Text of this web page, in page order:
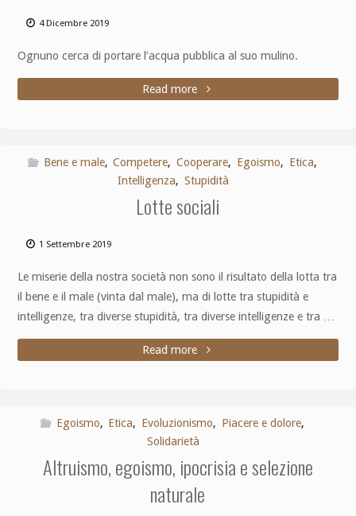
4 Dicembre 2019
Ognuno cerca di portare l’acqua pubblica al suo mulino.
Read more
Bene e male, Competere, Cooperare, Egoismo, Etica,
Intelligenza, Stupidità
Lotte sociali
1 Settembre 2019
Le miserie della nostra società non sono il risultato della lotta tra
il bene e il male (vinta dal male), ma di lotte tra stupidità e
intelligenze, tra diverse stupidità, tra diverse intelligenze e tra …
Read more
Egoismo, Etica, Evoluzionismo, Piacere e dolore,
Solidarietà
Altruismo, egoismo, ipocrisia e selezione
naturale